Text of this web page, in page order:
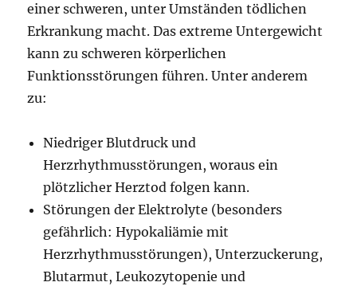
einer schweren, unter Umständen tödlichen
Erkrankung macht. Das extreme Untergewicht
kann zu schweren körperlichen
Funktionsstörungen führen. Unter anderem
zu:
Niedriger Blutdruck und
Herzrhythmusstörungen, woraus ein
plötzlicher Herztod folgen kann.
Störungen der Elektrolyte (besonders
gefährlich: Hypokaliämie mit
Herzrhythmusstörungen), Unterzuckerung,
Blutarmut, Leukozytopenie und